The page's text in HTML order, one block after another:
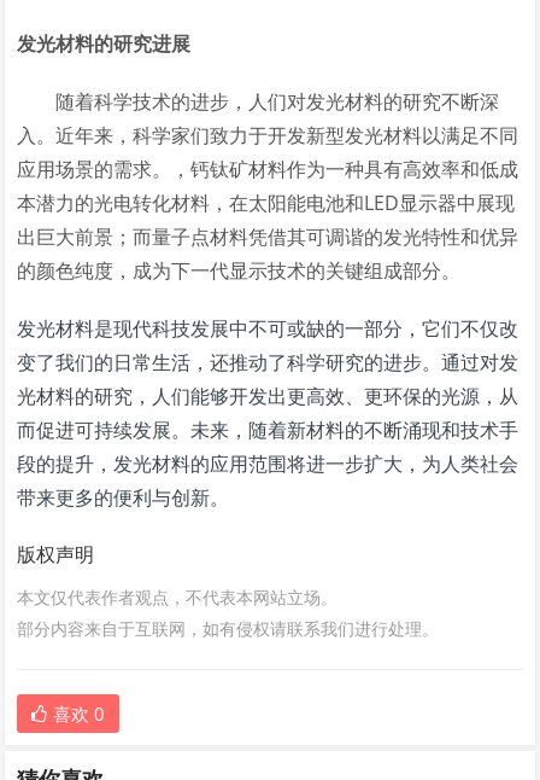
发光材料的研究进展
随着科学技术的进步，人们对发光材料的研究不断深
入。近年来，科学家们致力于开发新型发光材料以满足不同
应用场景的需求。，钙钛矿材料作为一种具有高效率和低成
本潜力的光电转化材料，在太阳能电池和LED显示器中展现
出巨大前景；而量子点材料凭借其可调谐的发光特性和优异
的颜色纯度，成为下一代显示技术的关键组成部分。
发光材料是现代科技发展中不可或缺的一部分，它们不仅改
变了我们的日常生活，还推动了科学研究的进步。通过对发
光材料的研究，人们能够开发出更高效、更环保的光源，从
而促进可持续发展。未来，随着新材料的不断涌现和技术手
段的提升，发光材料的应用范围将进一步扩大，为人类社会
带来更多的便利与创新。
版权声明
本文仅代表作者观点，不代表本网站立场。
部分内容来自于互联网，如有侵权请联系我们进行处理。
喜欢 0